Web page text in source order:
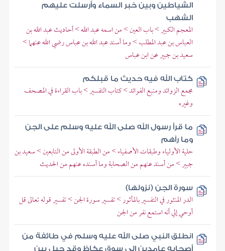
الشياطين وبين خبر السماء وأرسلت عليهم
الشهب
المعجم الكبير > باب العين > من اسمه عبد الله > أحاديث عبد الله بن
العباس بن عبد المطلب > وما أسند عبد الله بن عباس رضي الله عنهما >
سعيد بن جبير عن ابن عباس
كتاب الله فيه حديث ما قبلكم
مجمع الزوائد ومنبع الفوائد > كتاب التفسير > باب القراءة في المصحف
وغيره
ما قرأ رسول الله صلى الله عليه وسلم على الجن
وما رآهم
حلية الأولياء وطبقات الأصفياء > من الطبقة الأولى من التابعين > سعيد بن
جبير > من أسند عنهم من الصحابة وما أسنده عنهم من الحديث
سورة الجن (نزولها)
الدر المنثور في التفسير بالمأثور > تفسير سورة الجن > تفسير قوله تعالى قل
أوحي إلي أنه استمع نفر من الجن
انطلق النبي صلى الله عليه وسلم في طائفة من
أصحابه عامدين إلى سوق عكاظ وقد حيل بين